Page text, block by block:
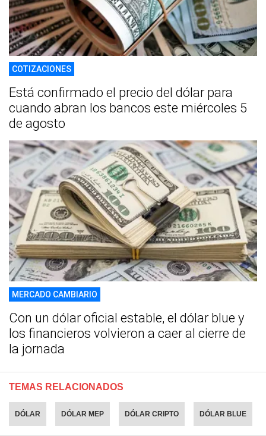
COTIZACIONES
Está confirmado el precio del dólar para
cuando abran los bancos este miércoles 5
de agosto
MERCADO CAMBIARIO
Con un dólar oficial estable, el dólar blue y
los financieros volvieron a caer al cierre de
la jornada
TEMAS RELACIONADOS
DÓLAR DÓLAR MEP DÓLAR CRIPTO DÓLAR BLUE